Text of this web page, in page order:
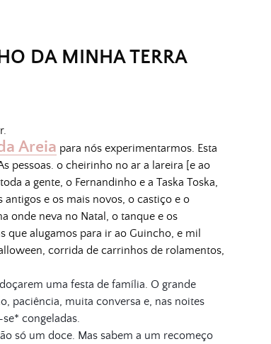
DA MINHA TERRA
Areia para nós experimentarmos. Esta
pessoas. o cheirinho no ar a lareira [e ao
a gente, o Fernandinho e a Taska Toska,
e os mais novos, o castiço e o
onde neva no Natal, o tanque e os
que alugamos para ir ao Guincho, e mil
corrida de carrinhos de rolamentos,
uma festa de família. O grande
paciência, muita conversa e, nas noites
congeladas.
só um doce. Mas sabem a um recomeço